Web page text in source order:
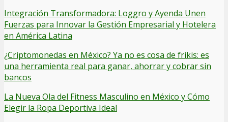
Integración Transformadora: Loggro y Ayenda Unen
Fuerzas para Innovar la Gestión Empresarial y Hotelera
en América Latina
¿Criptomonedas en México? Ya no es cosa de frikis: es
una herramienta real para ganar, ahorrar y cobrar sin
bancos
La Nueva Ola del Fitness Masculino en México y Cómo
Elegir la Ropa Deportiva Ideal